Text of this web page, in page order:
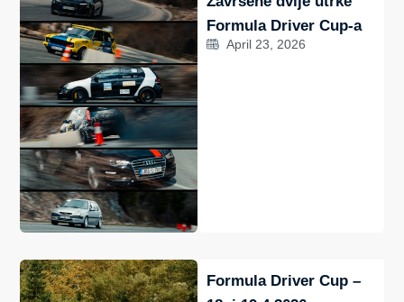
Formula Driver Cup-a
April 23, 2026
Formula Driver Cup –